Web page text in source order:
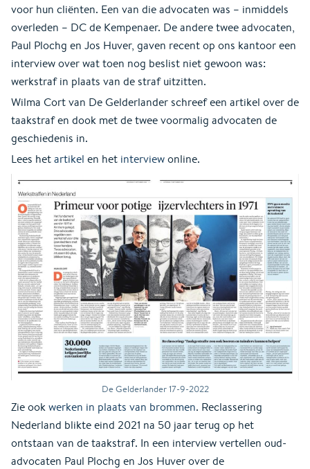
voor hun cliënten. Een van die advocaten was – inmiddels
overleden – DC de Kempenaer. De andere twee advocaten,
Paul Plochg en Jos Huver, gaven recent op ons kantoor een
interview over wat toen nog beslist niet gewoon was:
werkstraf in plaats van de straf uitzitten.
Wilma Cort van De Gelderlander schreef een artikel over de
taakstraf en dook met de twee voormalig advocaten de
geschiedenis in.
Lees hetartikel en het interviewonline.
De Gelderlander 17-9-2022
Zie ookwerken in plaats van brommen. Reclassering
Nederland blikte eind 2021 na 50 jaar terug op het
ontstaan van de taakstraf. In een interview vertellen oud-
advocaten Paul Plochg en Jos Huver over de